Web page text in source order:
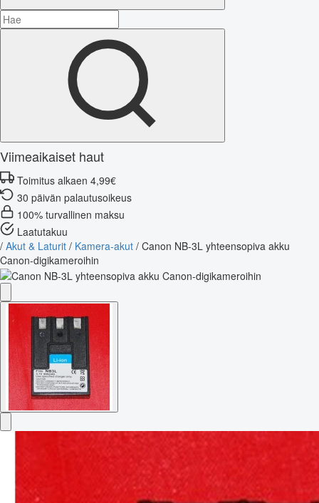
Viimeaikaiset haut
Toimitus alkaen 4,99€
30 päivän palautusoikeus
100% turvallinen maksu
Laatutakuu
/ Akut & Laturit / Kamera-akut / Canon NB-3L yhteensopiva akku
Canon-digikameroihin